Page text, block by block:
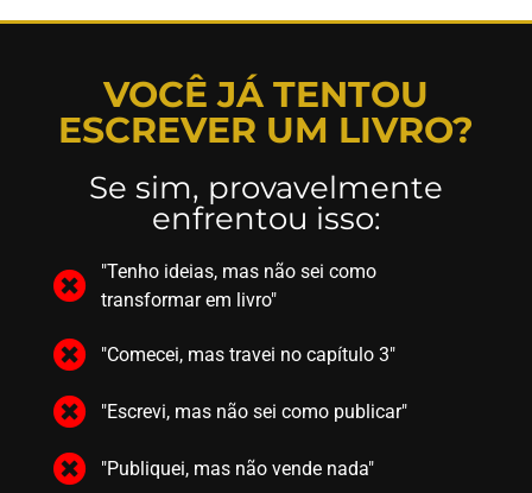
VOCÊ JÁ TENTOU
ESCREVER UM LIVRO?
Se sim, provavelmente
enfrentou isso:
"Tenho ideias, mas não sei como
transformar em livro"
"Comecei, mas travei no capítulo 3"
"Escrevi, mas não sei como publicar"
"Publiquei, mas não vende nada"